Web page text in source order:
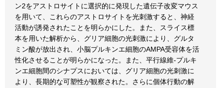
ン2をアストロサイトに選択的に発現した遺伝子改変マウス
を用いて、これらのアストロサイトを光刺激すると、神経
活動が誘発されたことを明らかにした。また、スライス標
本を用いた解析から、グリア細胞の光刺激により、グルタ
ミン酸が放出され、小脳プルキンエ細胞のAMPA受容体を活
性化させることが明らかになった。また、平行線維-プルキ
ンエ細胞間のシナプスにおいては、グリア細胞の光刺激に
より、長期的な可塑性が観察された。さらに個体行動の解